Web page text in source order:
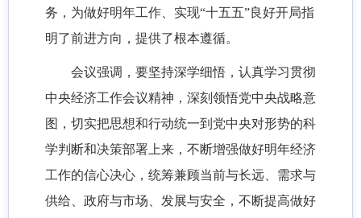
务，为做好明年工作、实现“十五五”良好开局指
明了前进方向，提供了根本遵循。
会议强调，要坚持深学细悟，认真学习贯彻
中央经济工作会议精神，深刻领悟党中央战略意
图，切实把思想和行动统一到党中央对形势的科
学判断和决策部署上来，不断增强做好明年经济
工作的信心决心，统筹兼顾当前与长远、需求与
供给、政府与市场、发展与安全，不断提高做好